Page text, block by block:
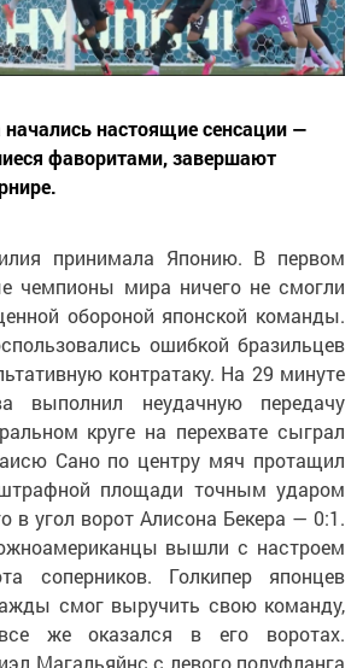
настоящие сенсации —
фаворитами, завершают
принимала Японию. В первом
чемпионы мира ничего не смогли
обороной японской команды.
ошибкой бразильцев
контратаку. На 29 минуте
выполнил неудачную передачу
круге на перехвате сыграл
Сано по центру мяч протащил
площади точным ударом
в угол ворот Алисона Бекера — 0:1.
вышли с настроем
соперников. Голкипер японцев
смог выручить свою команду,
же оказался в
его воротах.
Магальяйнс с левого полуфланга